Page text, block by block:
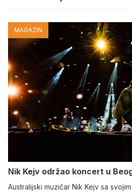
MAGAZIN
Nik Kejv održao koncert u
Australijski muzičar Nik Kejv sa